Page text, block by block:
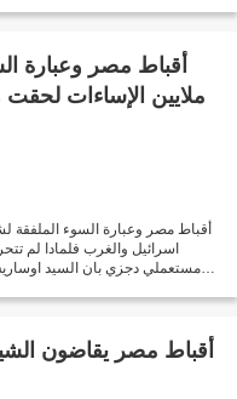
أقباط مصر وعبارة
ملايين الإساءات
أقباط مصر وعبارة السوء
اسرائيل والغرب فلمادا لم
مستعملي دجزي بان السيد
أقباط مصر يقاضون